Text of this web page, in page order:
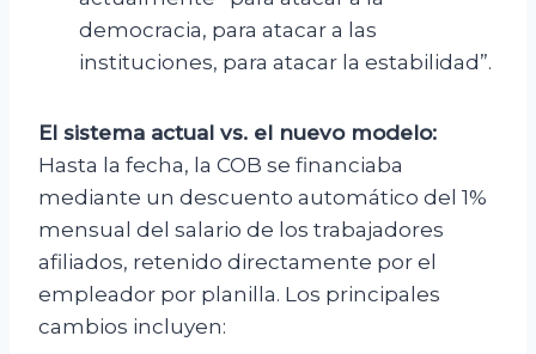
democracia, para atacar a las
instituciones, para atacar la estabilidad”.
El sistema actual vs. el nuevo modelo:
Hasta la fecha, la COB se financiaba
mediante un descuento automático del 1%
mensual del salario de los trabajadores
afiliados, retenido directamente por el
empleador por planilla. Los principales
cambios incluyen: